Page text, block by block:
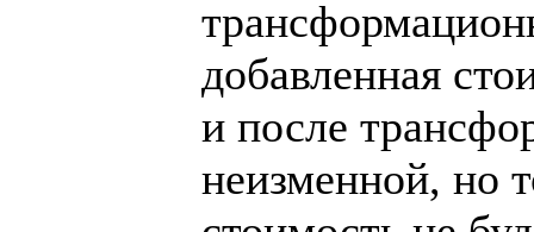
добавленная
и после
неизменной, но